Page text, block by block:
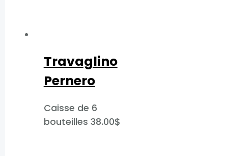
Travaglino
Pernero​
Caisse de 6
bouteilles 38.00$